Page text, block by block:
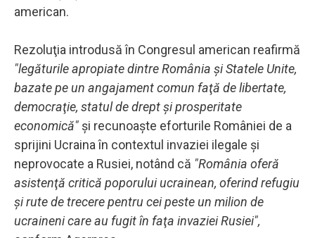
american.
Rezoluţia introdusă în Congresul american reafirmă
"legăturile apropiate dintre România şi Statele Unite,
bazate pe un angajament comun faţă de libertate,
democraţie, statul de drept şi prosperitate
economică" şi recunoaşte eforturile României de a
sprijini Ucraina în contextul invaziei ilegale şi
neprovocate a Rusiei, notând că "România oferă
asistenţă critică poporului ucrainean, oferind refugiu
şi rute de trecere pentru cei peste un milion de
ucraineni care au fugit în faţa invaziei Rusiei",